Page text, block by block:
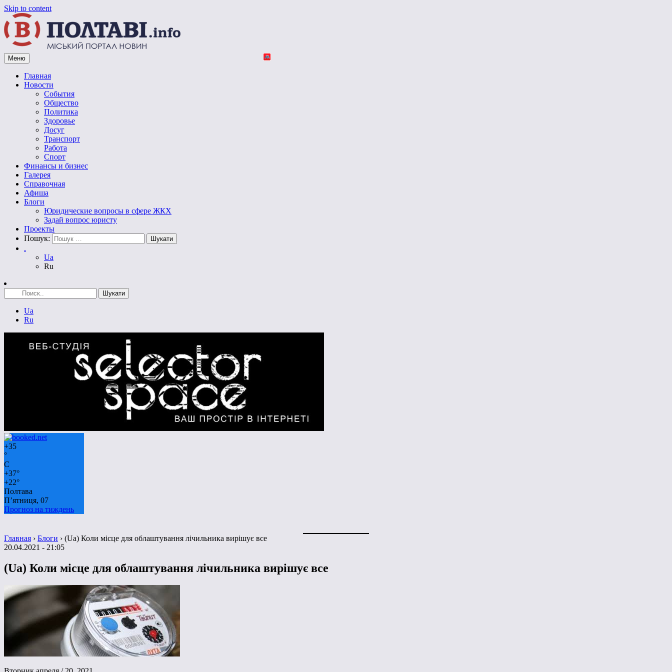
Skip to content
Vpoltave.info
Полтавский портал новостей
Меню
Главная
Новости
События
Общество
Политика
Здоровье
Досуг
Транспорт
Работа
Спорт
Финансы и бизнес
Галерея
Справочная
Афиша
Блоги
Юридические вопросы в сфере ЖКХ
Задай вопрос юристу
Проекты
Пошук:
.
Ua
Ru
Ua
Ru
+35
°
C
+37°
+22°
Полтава
П’ятниця, 07
Прогноз на тиждень
Главная › Блоги › (Ua) Коли місце для облаштування лічильника вирішує все
20.04.2021 - 21:05
(Ua) Коли місце для облаштування лічильника вирішує все